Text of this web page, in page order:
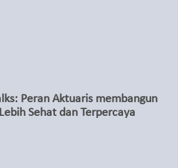
Peran Aktuaris membangun
Sehat dan Terpercaya